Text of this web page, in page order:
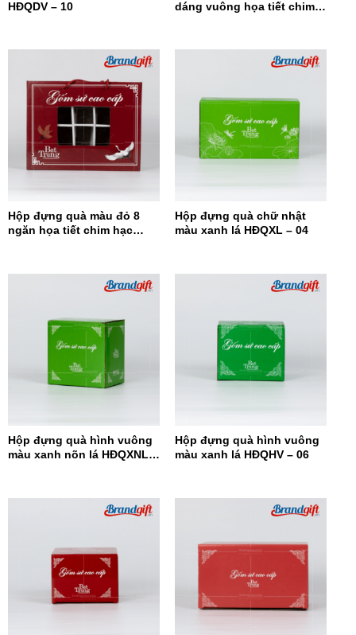
HĐQDV – 10
dáng vuông họa tiết chim
Hộp đựng quà màu đỏ 8
ngăn họa tiết chim hạc
Hộp đựng quà chữ nhật
màu xanh lá HĐQXL – 04
Hộp đựng quà hình vuông
màu xanh nõn lá HĐQXNL –
Hộp đựng quà hình vuông
màu xanh lá HĐQHV – 06